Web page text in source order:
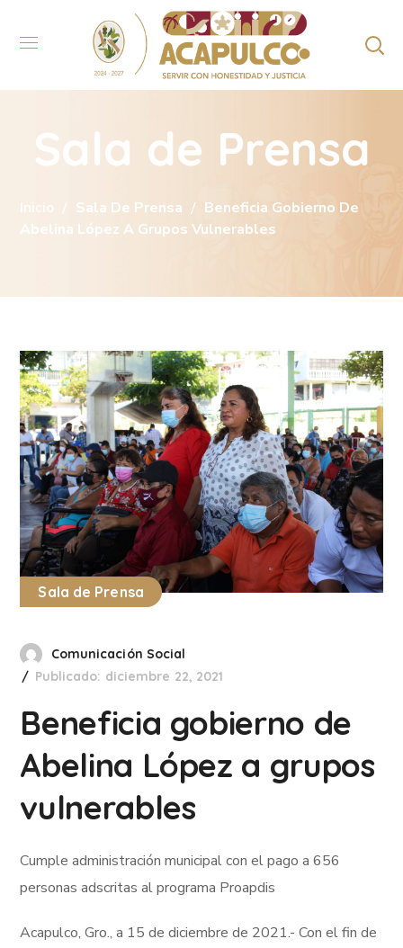
Sala de Prensa
Inicio Sala De Prensa
Beneficia Gobierno De
Abelina López A Grupos Vulnerables
Sala de Prensa
Comunicación Social
Publicado: diciembre 22, 2021
Beneficia gobierno de
Abelina López a grupos
vulnerables
Cumple administración municipal con el pago a 656
personas adscritas al programa Proapdis
Acapulco, Gro., a 15 de diciembre de 2021.- Con el fin de